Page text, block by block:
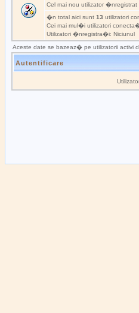
Cel mai nou utilizator �nregistrat
�n total aici sunt 13 utilizatori
Cei mai mul�i utilizatori
Utilizatori �nregistra�i: Niciunul
Aceste date se bazeaz� pe utilizatorii activi
Autentificare